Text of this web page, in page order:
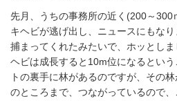
先月、うちの事務所の近く(200～300
キヘビが逃げ出し、ニュースにもな
捕まってくれたみたいで、ホッとし
ヘビは成長すると10m位になるとい
トの裏手に林があるのですが、その
のところまで、つながっているので